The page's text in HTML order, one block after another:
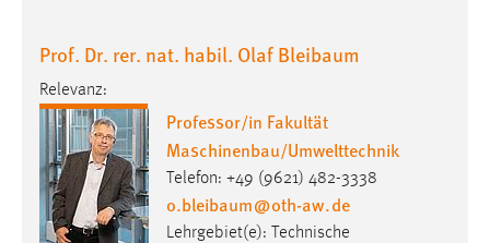
Prof. Dr. rer. nat. habil. Olaf Bleibaum
Relevanz:
Professor/in Fakultät
Maschinenbau/Umwelttechnik
Telefon: +49 (9621) 482-3338
o.bleibaum@oth-aw.de
Lehrgebiet(e): Technische
Facebook
Zweck:
Conversion-Tracking
Cookie Laufzeit:
3 Monate